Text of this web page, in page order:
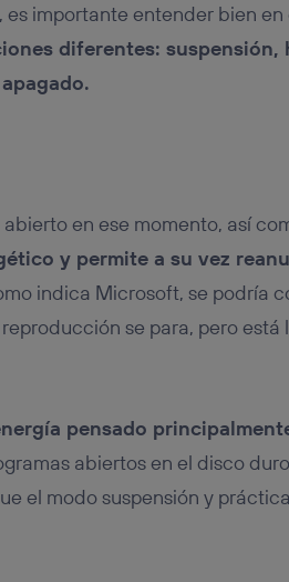
importante entender bien
diferentes: suspensión,
en ese momento, así
y permite a su vez
indica Microsoft, se podría
se para, pero
pensado
abiertos en el disco
el modo suspensión y